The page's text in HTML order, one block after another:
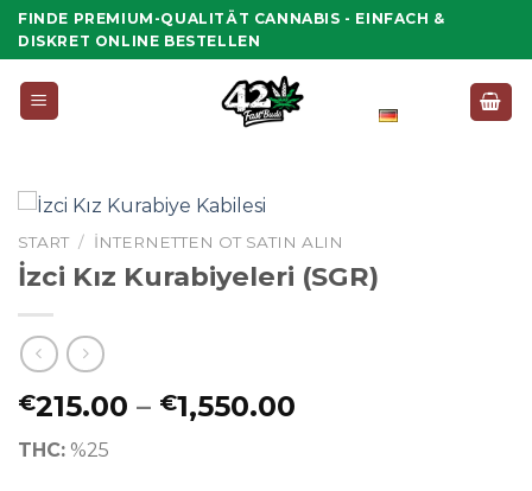
Zum
Inhalt
FINDE PREMIUM-QUALITÄT CANNABIS - EINFACH &
DISKRET ONLINE BESTELLEN
START / İNTERNETTEN OT SATIN ALIN
İzci Kız Kurabiyeleri (SGR)
€215.00 – €1,550.00
THC: %25